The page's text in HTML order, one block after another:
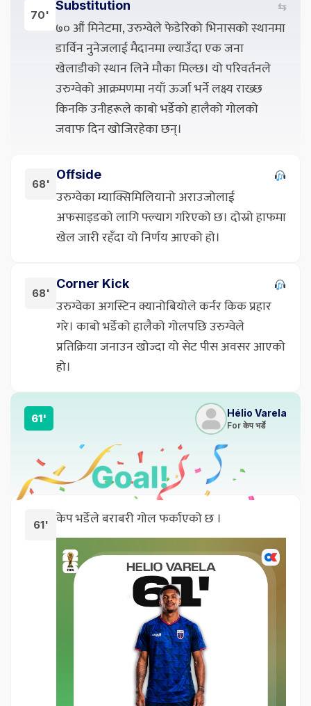
70'
Substitution ⇆
७० औं मिनेटमा, उरुग्वेले फेडेरिको भिनासको स्थानमा
डार्विन नुनेजलाई मैदानमा ल्याउँदा एक जना
खेलाडीको स्थान लिने मौका मिल्छ। यो परिवर्तनले
उरुग्वेको आक्रमणमा नयाँ ऊर्जा भर्ने लक्ष्य राख्छ
किनकि उनीहरूले काबो भर्डेको हालैको गोलको
जवाफ दिन खोजिरहेका छन्।
68'
Offside
उरुग्वेका म्याक्सिमिलियानो अराउजोलाई
अफसाइडको लागि फ्ल्याग गरिएको छ। दोस्रो हाफमा
खेल जारी रहँदा यो निर्णय आएको हो।
68'
Corner Kick
उरुग्वेका अगस्टिन क्यानोबियोले कर्नर किक प्रहार
गरे। काबो भर्डेको हालैको गोलपछि उरुग्वेले
प्रतिक्रिया जनाउन खोज्दा यो सेट पीस अवसर आएको
हो।
61' Hélio Varela
For केप भर्डे
61' केप भर्डेले बराबरी गोल फर्काएको छ ।